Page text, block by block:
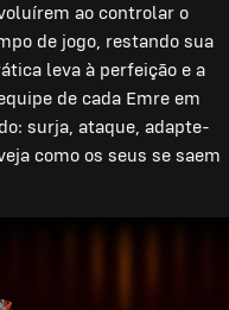
ao controlar o
de jogo, restando sua
leva à perfeição e a
de cada Emre em
surja, ataque, adapte-
como os seus se saem